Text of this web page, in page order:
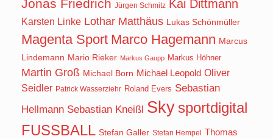
Jonas Friedrich Jürgen Schmitz Kai Dittmann
Karsten Linke Lothar Matthäus Lukas Schönmüller
Magenta Sport Marco Hagemann Marcus
Lindemann Mario Rieker Markus Gaupp Markus Höhner
Martin Groß Michael Born Michael Leopold Oliver
Seidler Patrick Wasserziehr Roland Evers Sebastian
Hellmann Sebastian Kneißl Sky sportdigital
FUSSBALL Stefan Galler Stefan Hempel Thomas